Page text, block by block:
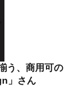
う、商用可の
」さん